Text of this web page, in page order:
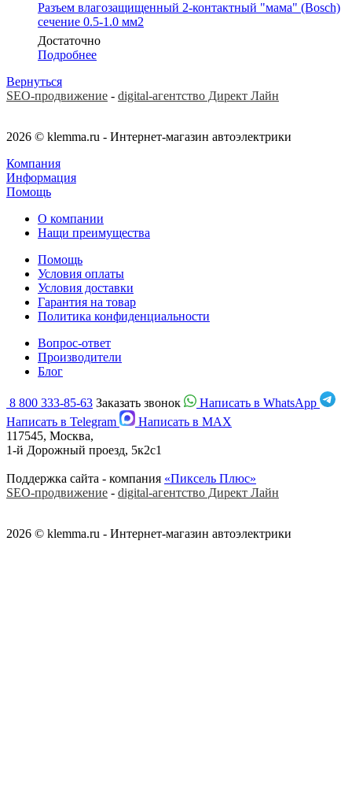
Разъем влагозащищенный 2-контактный "мама" (Bosch)
сечение 0.5-1.0 мм2
Достаточно
Подробнее
Вернуться
SEO-продвижение - digital-агентство Директ Лайн
2026 © klemma.ru - Интернет-магазин автоэлектрики
Компания
Информация
Помощь
О компании
Нащи преимущества
Помощь
Условия оплаты
Условия доставки
Гарантия на товар
Политика конфиденциальности
Вопрос-ответ
Производители
Блог
8 800 333-85-63 Заказать звонок
Написать в WhatsApp
Написать в Telegram
Написать в MAX
117545, Москва,
1-й Дорожный проезд, 5к2с1
Поддержка сайта - компания «Пиксель Плюс»
SEO-продвижение - digital-агентство Директ Лайн
2026 © klemma.ru - Интернет-магазин автоэлектрики